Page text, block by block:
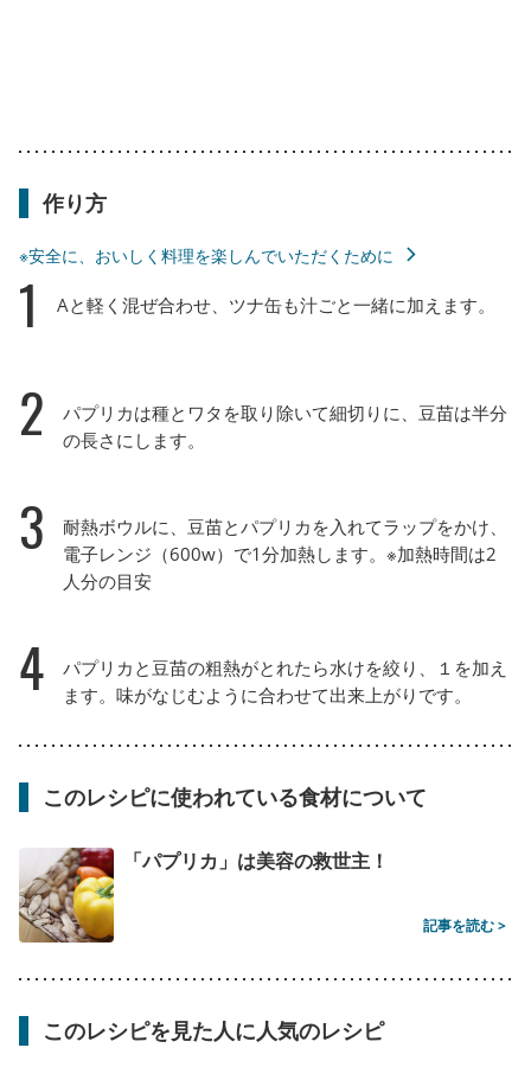
作り方
※安全に、おいしく料理を楽しんでいただくために
1 Aと軽く混ぜ合わせ、ツナ缶も汁ごと一緒に加えます。
2
パプリカは種とワタを取り除いて細切りに、豆苗は半分
の長さにします。
3
耐熱ボウルに、豆苗とパプリカを入れてラップをかけ、
電子レンジ（600w）で1分加熱します。※加熱時間は2
人分の目安
4
パプリカと豆苗の粗熱がとれたら水けを絞り、１を加え
ます。味がなじむように合わせて出来上がりです。
このレシピに使われている食材について
「パプリカ」は美容の救世主！
記事を読む >
このレシピを見た人に人気のレシピ